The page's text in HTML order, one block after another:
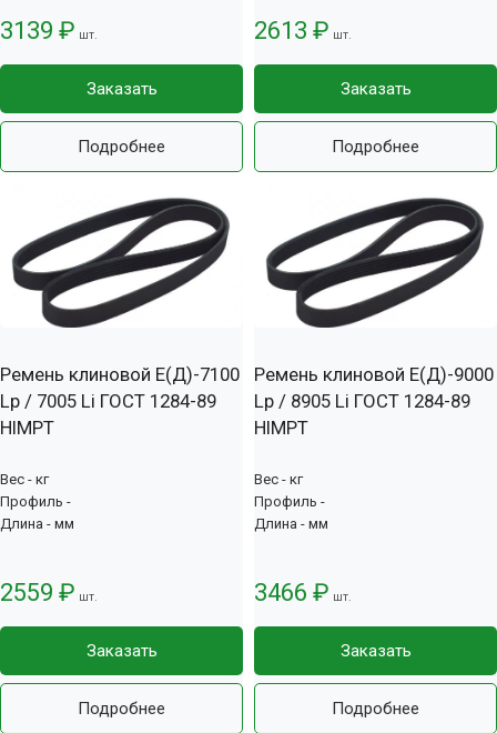
3139 ₽ шт.
Заказать
Подробнее
2613 ₽ шт.
Заказать
Подробнее
Ремень клиновой Е(Д)-7100
Lp / 7005 Li ГОСТ 1284-89
HIMPT
Вес - кг
Профиль -
Длина - мм
2559 ₽ шт.
Заказать
Подробнее
Ремень клиновой Е(Д)-9000
Lp / 8905 Li ГОСТ 1284-89
HIMPT
Вес - кг
Профиль -
Длина - мм
3466 ₽ шт.
Заказать
Подробнее